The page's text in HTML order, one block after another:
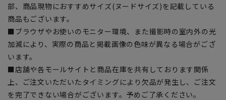
部、商品現物におすすめサイズ(ヌードサイズ)を記載している
商品もございます。
■ブラウザやお使いのモニター環境、また撮影時の室内外の光
加減により、実際の商品と掲載画像の色味が異なる場合がござ
います。
■店舗や各モールサイトと商品在庫を共有しております関係
上、ご注文いただいたタイミングにより欠品が発生し、ご注文
を完了できない場合がございます。予めご了承ください。